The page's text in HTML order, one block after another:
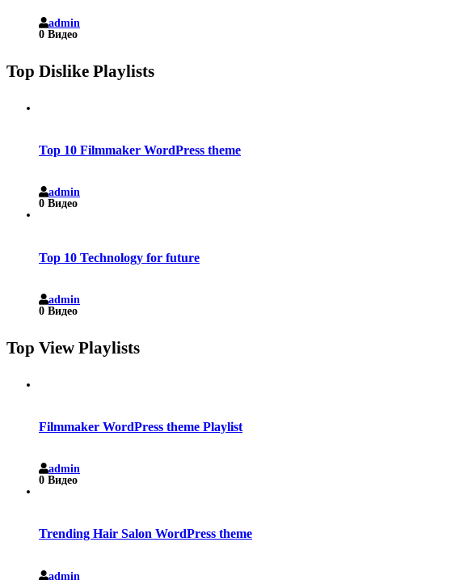
admin
0 Видео
Top Dislike Playlists
Top 10 Filmmaker WordPress theme
admin
0 Видео
Top 10 Technology for future
admin
0 Видео
Top View Playlists
Filmmaker WordPress theme Playlist
admin
0 Видео
Trending Hair Salon WordPress theme
admin